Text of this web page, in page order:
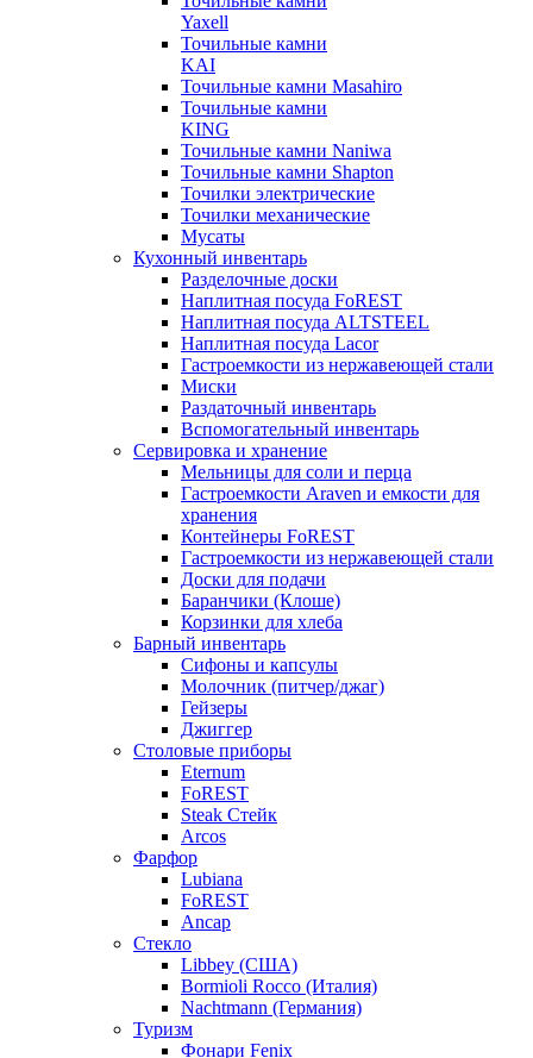
Yaxell
Точильные камни
KAI
Точильные камни Masahiro
Точильные камни
KING
Точильные камни Naniwa
Точильные камни Shapton
Точилки электрические
Точилки механические
Мусаты
Кухонный инвентарь
Разделочные доски
Наплитная посуда FoREST
Наплитная посуда ALTSTEEL
Наплитная посуда Lacor
Гастроемкости из нержавеющей стали
Миски
Раздаточный инвентарь
Вспомогательный инвентарь
Сервировка и хранение
Мельницы для соли и перца
Гастроемкости Araven и емкости для
хранения
Контейнеры FoREST
Гастроемкости из нержавеющей стали
Доски для подачи
Баранчики (Клоше)
Корзинки для хлеба
Барный инвентарь
Сифоны и капсулы
Молочник (питчер/джаг)
Гейзеры
Джиггер
Столовые приборы
Eternum
FoREST
Steak Стейк
Arcos
Фарфор
Lubiana
FoREST
Ancap
Стекло
Libbey (США)
Bormioli Rocco (Италия)
Nachtmann (Германия)
Туризм
Фонари Fenix